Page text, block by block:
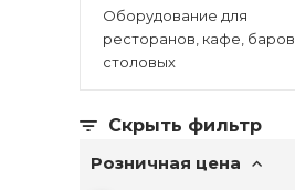
Оборудование для
ресторанов, кафе, баров,
столовых
Скрыть фильтр
Розничная цена